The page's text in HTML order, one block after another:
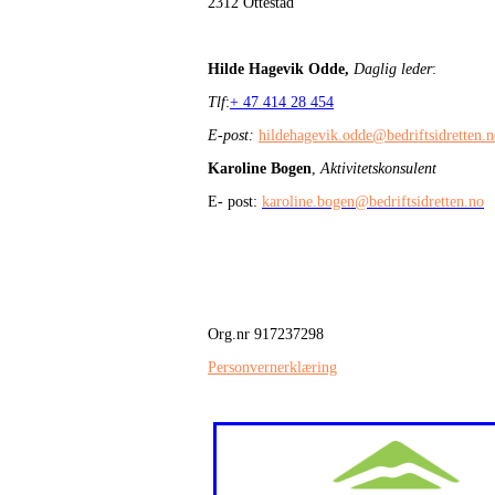
Hilde Hagevik Odde, Daglig leder:
Tlf:+ 47 414 28 454
E-post:
Karoline Bogen Aktivitetskonsulent
E- post: karoline.bogen@bedriftsidretten.no
Org.nr 917237298
Personvernerklæring